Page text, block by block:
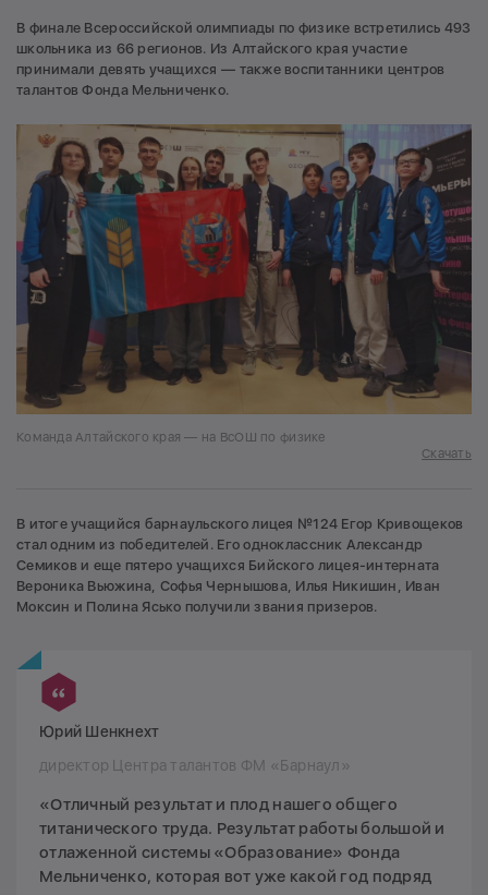
В финале Всероссийской олимпиады по физике встретились 493
школьника из 66 регионов. Из Алтайского края участие
принимали девять учащихся — также воспитанники центров
талантов Фонда Мельниченко.
Команда Алтайского края — на ВсОШ по физике
Скачать
В итоге учащийся барнаульского лицея №124 Егор Кривощеков
стал одним из победителей. Его одноклассник Александр
Семиков и еще пятеро учащихся Бийского лицея-интерната
Вероника Вьюжина, Софья Чернышова, Илья Никишин, Иван
Моксин и Полина Ясько получили звания призеров.
Юрий Шенкнехт
директор Центра талантов ФМ «Барнаул»
«Отличный результат и плод нашего общего
титанического труда. Результат работы большой и
отлаженной системы «Образование» Фонда
Мельниченко, которая вот уже какой год подряд